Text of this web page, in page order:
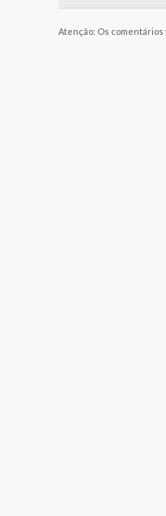
Atenção: Os